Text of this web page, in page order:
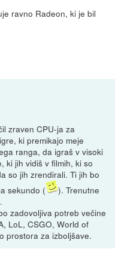
ravno Radeon, ki je bil
zraven CPU-ja za
ki premikajo meje
ranga, da igraš v visoki
ki jih vidiš v filmih, ki so
so jih zrendirali. Ti jih bo
sekundo (
). Trenutne
zadovoljiva potreb večine
LoL, CSGO, World of
prostora za izboljšave.